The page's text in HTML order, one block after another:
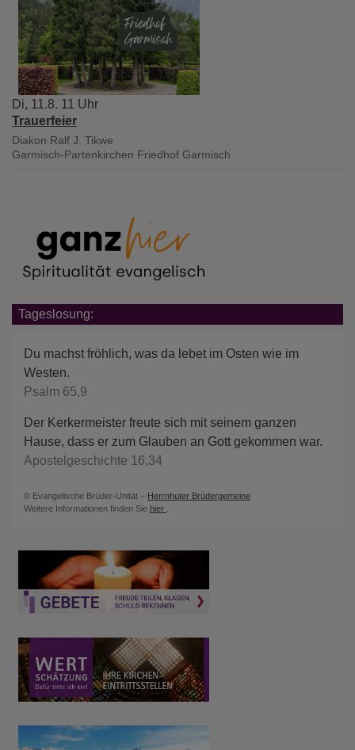
Di, 11.8. 11 Uhr
Trauerfeier
Diakon Ralf J. Tikwe
Garmisch-Partenkirchen Friedhof Garmisch
Tageslosung:
Du machst fröhlich, was da lebet im Osten wie im
Westen.
Psalm 65,9
Der Kerkermeister freute sich mit seinem ganzen
Hause, dass er zum Glauben an Gott gekommen war.
Apostelgeschichte 16,34
© Evangelische Brüder-Unität – Herrnhuter Brüdergemeine
Weitere Informationen finden Sie hier